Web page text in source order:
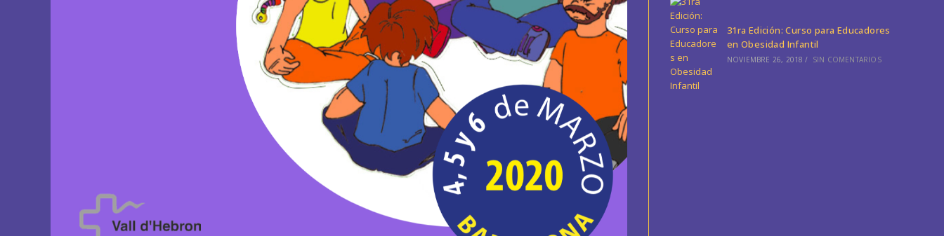
31ra Edición: Curso para Educadores
en Obesidad Infantil
NOVIEMBRE 26, 2018 / SIN COMENTARIOS